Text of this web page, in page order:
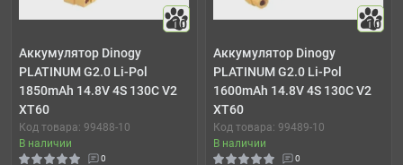
10
Аккумулятор Dinogy
PLATINUM G2.0 Li-Pol
1850mAh 14.8V 4S 130C V2
XT60
Код товара: 99488-10
В наличии
0
10
Аккумулятор Dinogy
PLATINUM G2.0 Li-Pol
1600mAh 14.8V 4S 130C V2
XT60
Код товара: 99489-10
В наличии
0